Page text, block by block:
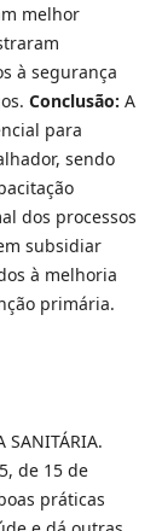
melhor
à segurança
Conclusão: A
para
sendo
dos processos
subsidiar
à melhoria
primária.
SANITÁRIA.
de 15 de
práticas